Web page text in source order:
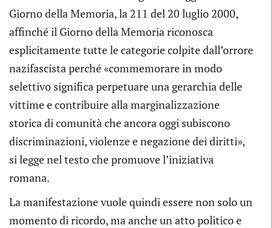
Giorno della Memoria, la 211 del 20 luglio 2000,
affinché il Giorno della Memoria riconosca
esplicitamente tutte le categorie colpite dall’orrore
nazifascista perché «commemorare in modo
selettivo significa perpetuare una gerarchia delle
vittime e contribuire alla marginalizzazione
storica di comunità che ancora oggi subiscono
discriminazioni, violenze e negazione dei diritti»,
si legge nel testo che promuove l’iniziativa
romana.
La manifestazione vuole quindi essere non solo un
momento di ricordo, ma anche un atto politico e